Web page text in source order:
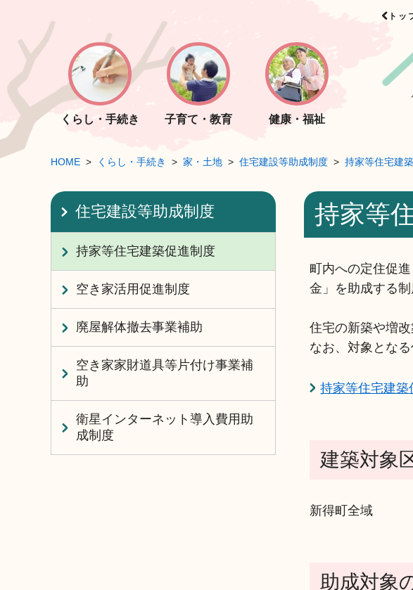
トッ
くらし・手続き 子育て・教育 健康・福祉
HOME くらし・手続き 家・土地 住宅建設等助成制度 持家等住宅建
持家等
町内への定住促
金」を助成する制
住宅の新築や増
なお、対象とな
持家等住宅建築
建築対象
新得町全域
助成対象
住宅建設等助成制度
持家等住宅建築促進制度
空き家活用促進制度
廃屋解体撤去事業補助
空き家家財道具等片付け事業補
助
衛星インターネット導入費用助
成制度